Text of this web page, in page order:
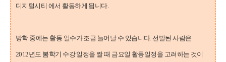
디지털시티 에서 활동하게 됩니다.
방학 중에는 활동 일수가 조금 늘어날 수 있습니다. 선발된 사람은
2012년도 봄학기 수강 일정을 짤 때 금요일 활동일정을 고려하는 것이